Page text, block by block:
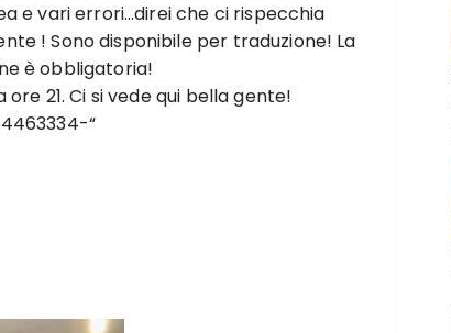
e vari errori…direi che ci rispecchia
! Sono disponibile per traduzione! La
è obbligatoria!
ore 21. Ci si vede qui bella gente!
“